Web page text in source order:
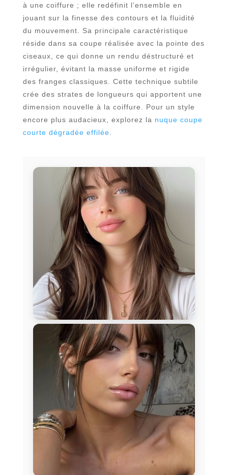
à une coiffure ; elle redéfinit l’ensemble en
jouant sur la finesse des contours et la fluidité
du mouvement. Sa principale caractéristique
réside dans sa coupe réalisée avec la pointe des
ciseaux, ce qui donne un rendu déstructuré et
irrégulier, évitant la masse uniforme et rigide
des franges classiques. Cette technique subtile
crée des strates de longueurs qui apportent une
dimension nouvelle à la coiffure. Pour un style
encore plus audacieux, explorez la nuque coupe
courte dégradée effilée